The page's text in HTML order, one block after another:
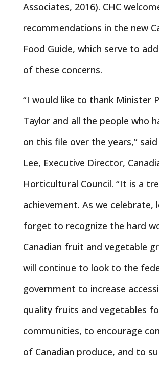
Associates, 2016). CHC
recommendations in the new
Food Guide, which serve to
of these concerns.
“I would like to thank Minister
Taylor and all the people who
on this file over the years,” said
Lee, Executive Director,
Horticultural Council. “It is a
achievement. As we celebrate,
forget to recognize the hard
Canadian fruit and vegetable
will continue to look to the
government to increase
quality fruits and vegetables
communities, to encourage
of Canadian produce, and to